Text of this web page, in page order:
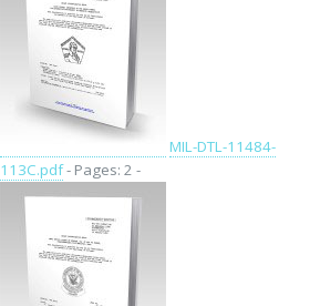
MIL-DTL-11484-
113C.pdf- Pages: 2 -